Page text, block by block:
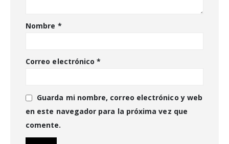
Nombre *
Correo electrónico*
Guarda mi nombre, correo electrónico y web
en este navegador para la próxima vez que
comente.